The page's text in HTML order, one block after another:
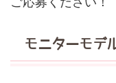
モニターモデ